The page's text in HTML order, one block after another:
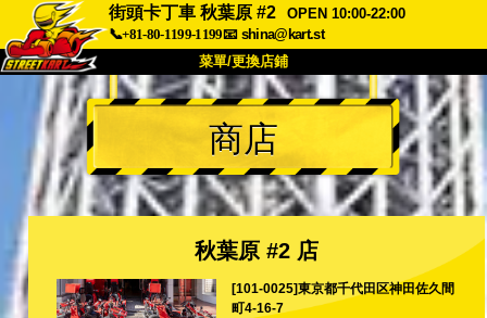
街頭卡丁車 秋葉原 #2
OPEN 10:00-22:00
📞+81-80-1199-1199📧 shina@kart.st
菜單/更換店鋪
首頁
關於我們 規格 價格
交通資訊 顧客評價 常見問題
公司 預訂
更換店鋪
東京 品川 #1 東京 秋葉原 #1
商店
秋葉原 #2 店
[101-0025]東京都千代田区神田佐久間
町4-16-7